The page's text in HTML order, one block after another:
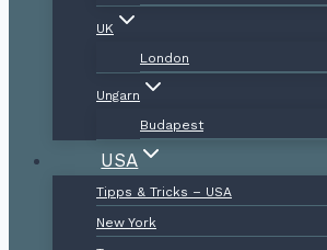
UK
London
Ungarn
Budapest
USA
Tipps & Tricks – USA
New York